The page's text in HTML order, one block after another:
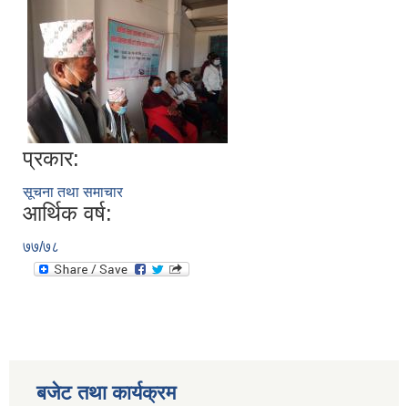
प्रकार:
सूचना तथा समाचार
आर्थिक वर्ष:
७७/७८
बजेट तथा कार्यक्रम